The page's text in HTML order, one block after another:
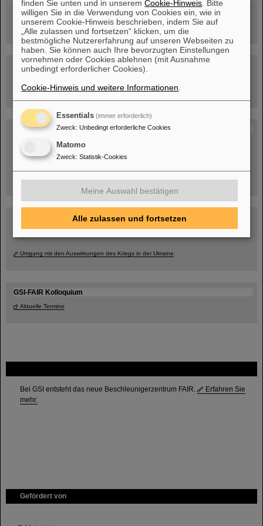
Bei GSI entsteht das neue Beschleunigerzentrum FAIR.
Erfahren Sie
mehr.
Gefördert von
Rundflug über die FAIR-Baustelle
Besichtigung von GSI/FAIR –
jetzt Termin buchen!
Blog Beam On
Menschen
Umgang mit den Auswirkungen des Kriegs in der Ukraine
GSI-FAIR Kolloquium
Aktuelle Termine
finden Sie unten und in unseremCookie-Hinweis . Bitte
willigen Sie in die Verwendung von Cookies ein, wie in
unserem Cookie-Hinweis beschrieben, indem Sie auf
„Alle zulassen und fortsetzen“ klicken, um die
bestmögliche Nutzererfahrung auf unseren Webseiten zu
haben. Sie können auch Ihre bevorzugten Einstellungen
vornehmen oder Cookies ablehnen (mit Ausnahme
unbedingt erforderlicher Cookies).
Cookie-Hinweis und weitere Informationen
Essentials (immer erforderlich)
Zweck: Unbedingt erforderliche Cookies
Matomo
Zweck: Statistik-Cookies
Meine Auswahl bestätigen
Alle zulassen und fortsetzen